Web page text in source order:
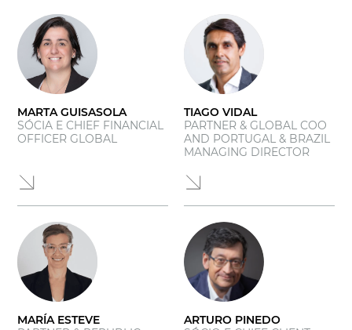
MARTA GUISASOLA
SÓCIA E CHIEF FINANCIAL
OFFICER GLOBAL
TIAGO VIDAL
PARTNER & GLOBAL COO
AND PORTUGAL & BRAZIL
MANAGING DIRECTOR
MARÍA ESTEVE
ARTURO PINEDO